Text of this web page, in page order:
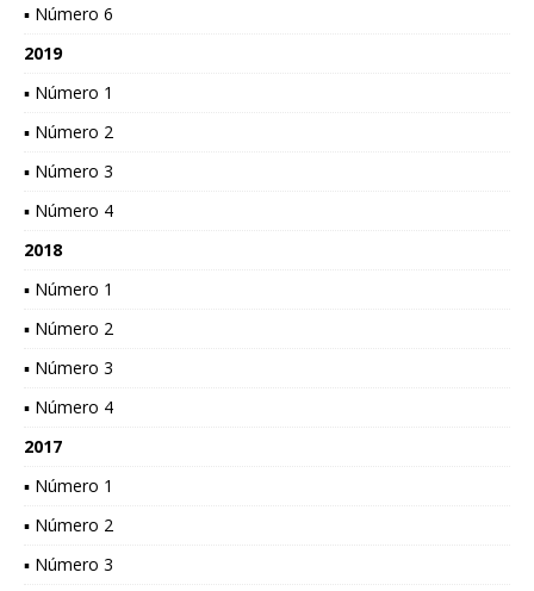
▪ Número 6
2019
▪ Número 1
▪ Número 2
▪ Número 3
▪ Número 4
2018
▪ Número 1
▪ Número 2
▪ Número 3
▪ Número 4
2017
▪ Número 1
▪ Número 2
▪ Número 3